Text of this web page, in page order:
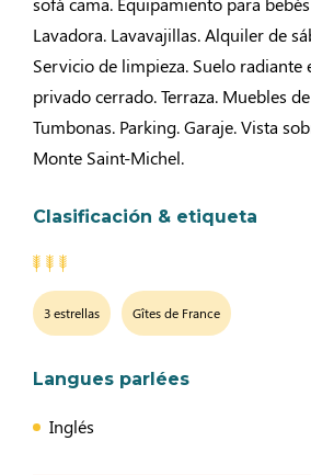
Lavadora. Lavavajillas. Alquiler de
Servicio de limpieza. Suelo radiante
privado cerrado. Terraza. Muebles
Tumbonas. Parking. Garaje. Vista
Monte Saint-Michel.
Clasificación & etiqueta
3 estrellas Gîtes de France
Langues parlées
Inglés